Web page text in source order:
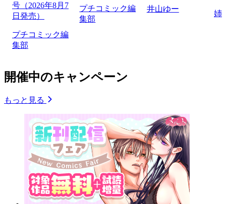
号（2026年8月7
日発売）
プチコミック編
集部
プチコミック編
集部
井山ゆー
姉
開催中のキャンペーン
もっと見る